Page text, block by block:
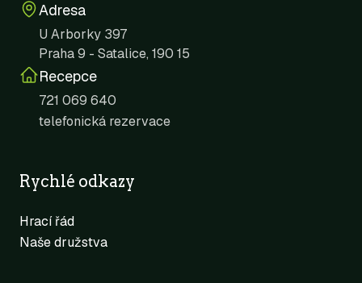
Adresa
U Arborky 397
Praha 9 - Satalice, 190 15
Recepce
721 069 640
telefonická rezervace
Rychlé odkazy
Hrací řád
Naše družstva